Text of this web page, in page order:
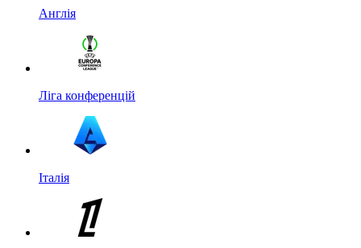
Англія
Ліга конференцій
Італія